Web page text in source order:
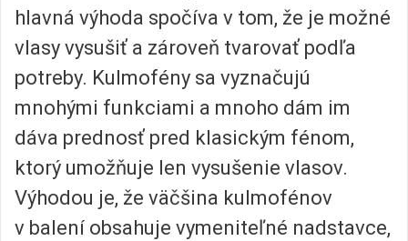
hlavná výhoda spočíva v tom, že je možné
vlasy vysušiť a zároveň tvarovať podľa
potreby. Kulmofény sa vyznačujú
mnohými funkciami a mnoho dám im
dáva prednosť pred klasickým fénom,
ktorý umožňuje len vysušenie vlasov.
Výhodou je, že väčšina kulmofénov
v balení obsahuje vymeniteľné nadstavce,